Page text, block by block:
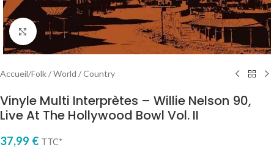
Cliquez pour agrandir
Accueil/Folk / World / Country
Vinyle Multi Interprètes – Willie Nelson 90,
Live At The Hollywood Bowl Vol. II
37,99 € TTC*